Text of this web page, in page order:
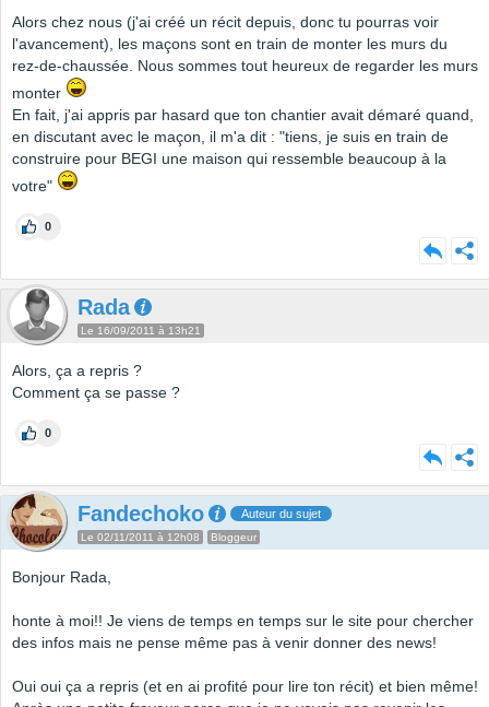
Alors chez nous (j'ai créé un récit depuis, donc tu pourras voir
l'avancement), les maçons sont en train de monter les murs du
rez-de-chaussée. Nous sommes tout heureux de regarder les murs
monter
En fait, j'ai appris par hasard que ton chantier avait démaré quand,
en discutant avec le maçon, il m'a dit : "tiens, je suis en train de
construire pour BEGI une maison qui ressemble beaucoup à la
votre"
0
Rada
Le 16/09/2011 à 13h21
Alors, ça a repris ?
Comment ça se passe ?
0
Fandechoko Auteur du sujet
Le 02/11/2011 à 12h08 Bloggeur
Bonjour Rada,
honte à moi!! Je viens de temps en temps sur le site pour chercher
des infos mais ne pense même pas à venir donner des news!
Oui oui ça a repris (et en ai profité pour lire ton récit) et bien même!